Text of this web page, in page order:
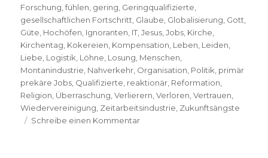
Forschung ,fühlen gering Geringqualifizierte
gesellschaftlichen Fortschritt Glaube Globalisierung Gott
Güte Hochöfen Ignoranten IT ,Jesus ,Jobs Kirche
Kirchentag Kokereien Kompensation Leben Leiden
Liebe Logistik Löhne Losung Menschen
Montanindustrie Nahverkehr Organisation Politik primär
prekäre Jobs Qualifizierte reaktionär Reformation
Religion Überraschung ,Verlierern ,Verloren ,Vertrauen
Wiedervereinigung Zeitarbeitsindustrie Zukunftsängste
Schreibe einen Kommentarzu